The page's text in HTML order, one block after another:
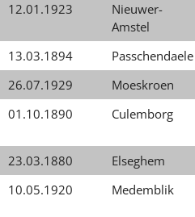
12.01.1923
Nieuwer-
Amstel
13.03.1894
Passchendaele
26.07.1929
Moeskroen
01.10.1890 Culemborg
23.03.1880
Elseghem
10.05.1920 Medemblik